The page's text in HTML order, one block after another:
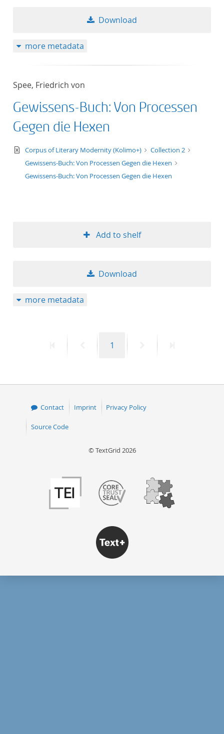
Download
more metadata
Spee, Friedrich von
Gewissens-Buch: Von Processen
Gegen die Hexen
text/xml
Corpus of Literary Modernity (Kolimo+)
Collection 2
Gewissens-Buch: Von Processen Gegen die Hexen
Gewissens-Buch: Von Processen Gegen die Hexen
Add to shelf
Download
more metadata
PreviousPage
1
Contact Imprint Privacy Policy
Source Code
© TextGrid 2026